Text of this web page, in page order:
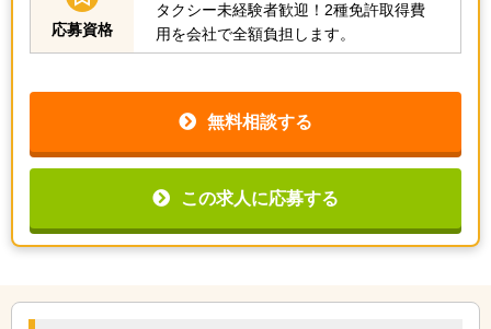
応募資格
タクシー未経験者歓迎！2種免許取得費
用を会社で全額負担します。
無料相談する
この求人に応募する